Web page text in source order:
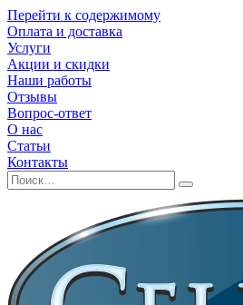
Перейти к содержимому
Оплата и доставка
Услуги
Акции и скидки
Наши работы
Отзывы
Вопрос-ответ
О нас
Статьи
Контакты